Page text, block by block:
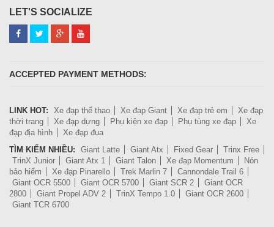
LET'S SOCIALIZE
ACCEPTED PAYMENT METHODS:
LINK HOT: Xe đạp thể thao Xe đạp Giant Xe đạp trẻ em
Xe đạp
thời trang
Xe đạp dựng Phụ kiện xe đạp Phụ tùng xe đạp
Xe
đạp địa hình
Xe đạp đua
TÌM KIẾM NHIỀU:
Giant Latte Giant Atx Fixed Gear
Trinx Free
TrinX Junior
Giant Atx 1 Giant Talon Xe đạp Momentum
Nón
bảo hiểm
Xe đạp Pinarello Trek Marlin 7
Cannondale Trail 6
Giant OCR 5500
Giant OCR 5700 Giant SCR 2
Giant OCR
2800
Giant Propel ADV 2 TrinX Tempo 1.0
Giant OCR 2600
Giant TCR 6700